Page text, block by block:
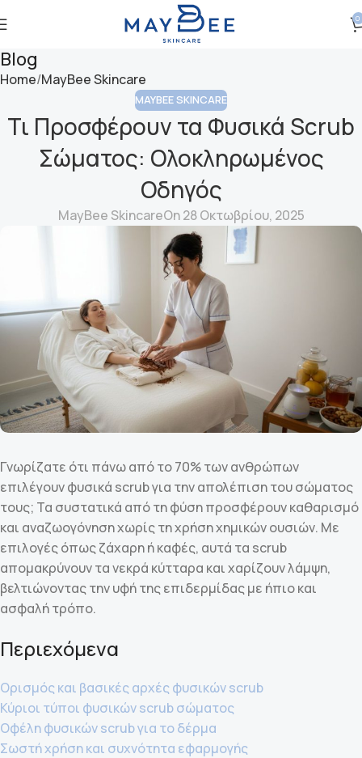
0
Blog
Home MayBee Skincare
MAYBEE SKINCARE
Τι Προσφέρουν τα Φυσικά Scrub
Σώματος: Ολοκληρωμένος
Οδηγός
MayBee SkincareOn 28 Οκτωβρίου, 2025
Γνωρίζατε ότι πάνω από το 70% των ανθρώπων
επιλέγουν φυσικά scrub για την απολέπιση του σώματος
τους; Τα συστατικά από τη φύση προσφέρουν καθαρισμό
και αναζωογόνηση χωρίς τη χρήση χημικών ουσιών. Με
επιλογές όπως ζάχαρη ή καφές, αυτά τα scrub
απομακρύνουν τα νεκρά κύτταρα και χαρίζουν λάμψη,
βελτιώνοντας την υφή της επιδερμίδας με ήπιο και
ασφαλή τρόπο.
Περιεχόμενα
Ορισμός και βασικές αρχές φυσικών scrub
Κύριοι τύποι φυσικών scrub σώματος
Οφέλη φυσικών scrub για το δέρμα
Σωστή χρήση και συχνότητα εφαρμογής